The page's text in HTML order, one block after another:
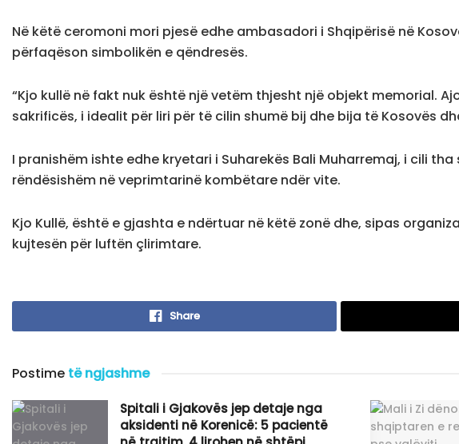
Në këtë ceromoni mori pjesë edhe ambasadori i Shqipërisë në
përfaqëson simbolikën e qëndresës.
“Kjo kullë në fakt nuk është një vetëm thjesht një objekt memorial.
sakrificës, i idealit për liri për të cilin shumë bij dhe bija të Kosovës
I pranishëm ishte edhe kryetari i Suharekës Bali Muharremaj, i cili
rëndësishëm në veprimtarinë kombëtare ndër vite.
Kjo Kullë, është e gjashta e ndërtuar në këtë zonë dhe, sipas
kujtesën për luftën çlirimtare.
Share
Postime të ngjashme
Spitali i Gjakovës jep detaje nga
aksidenti në Korenicë: 5 pacientë